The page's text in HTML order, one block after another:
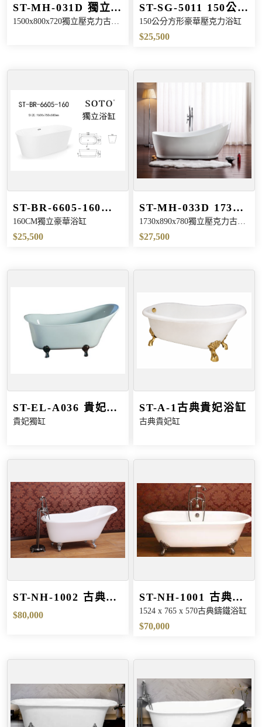
ST-MH-031D 獨立壓
克力古典浴缸
1500x800x720獨立壓克力古典
ST-SG-5011 150公
分方形豪華壓克力浴
缸
150公分方形豪華壓克力浴缸
$25,500
ST-BR-6605-160
160公分豪華壓克力
浴缸
160CM獨立豪華浴缸
$25,500
ST-MH-033D 173公
分獨立壓克力古典浴
缸
1730x890x780獨立壓克力古典
缸
$27,500
ST-EL-A036 貴妃獨
立古典浴缸
貴妃獨缸
ST-A-1古典貴妃浴缸
古典貴妃缸
ST-NH-1002 古典鑄
鐵大浴缸
$80,000
ST-NH-1001 古典鑄
鐵浴缸
1524 x 765 x 570古典鑄鐵浴缸
$70,000